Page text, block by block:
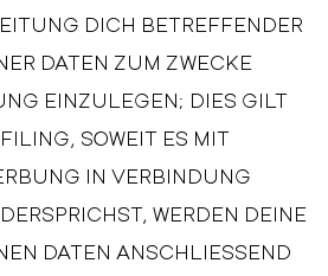
DICH BETREFFENDER
DATEN ZUM ZWECKE
EINZULEGEN; DIES GILT
SOWEIT ES MIT
IN VERBINDUNG
WERDEN DEINE
DATEN ANSCHLIESSEND